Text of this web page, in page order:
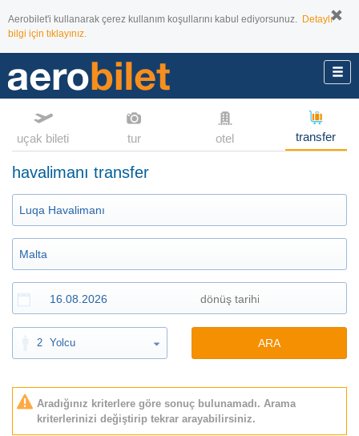
Aerobilet'i kullanarak çerez kullanım koşullarını kabul ediyorsunuz. Detaylı
bilgi için tıklayınız.
uçak bileti tur otel transfer
havalimanı transfer
2 Yolcu ARA
Aradığınız kriterlere göre sonuç bulunamadı. Arama
kriterlerinizi değiştirip tekrar arayabilirsiniz.